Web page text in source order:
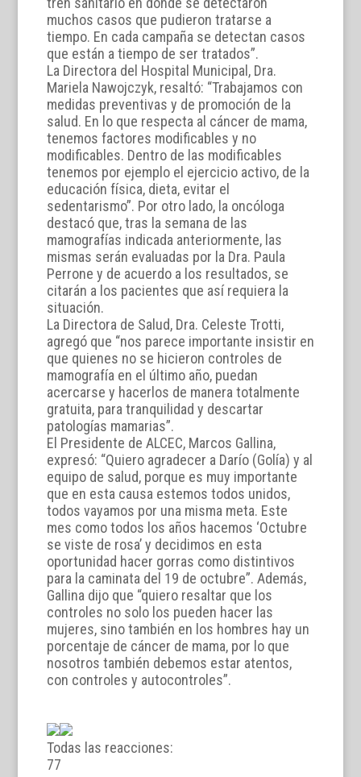
muchos casos que pudieron tratarse a
tiempo. En cada campaña se detectan casos
que están a tiempo de ser tratados”.
La Directora del Hospital Municipal, Dra.
Mariela Nawojczyk, resaltó: “Trabajamos con
medidas preventivas y de promoción de la
salud. En lo que respecta al cáncer de mama,
tenemos factores modificables y no
modificables. Dentro de las modificables
tenemos por ejemplo el ejercicio activo, de la
educación física, dieta, evitar el
sedentarismo”. Por otro lado, la oncóloga
destacó que, tras la semana de las
mamografías indicada anteriormente, las
mismas serán evaluadas por la Dra. Paula
Perrone y de acuerdo a los resultados, se
citarán a los pacientes que así requiera la
situación.
La Directora de Salud, Dra. Celeste Trotti,
agregó que “nos parece importante insistir en
que quienes no se hicieron controles de
mamografía en el último año, puedan
acercarse y hacerlos de manera totalmente
gratuita, para tranquilidad y descartar
patologías mamarias”.
El Presidente de ALCEC, Marcos Gallina,
expresó: “Quiero agradecer a Darío (Golía) y al
equipo de salud, porque es muy importante
que en esta causa estemos todos unidos,
todos vayamos por una misma meta. Este
mes como todos los años hacemos ‘Octubre
se viste de rosa’ y decidimos en esta
oportunidad hacer gorras como distintivos
para la caminata del 19 de octubre”. Además,
Gallina dijo que “quiero resaltar que los
controles no solo los pueden hacer las
mujeres, sino también en los hombres hay un
porcentaje de cáncer de mama, por lo que
nosotros también debemos estar atentos,
con controles y autocontroles”.
Todas las reacciones:
77